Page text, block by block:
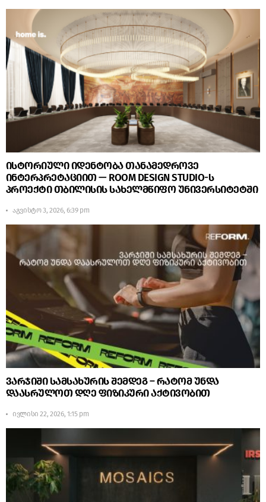
ისტორიული იდენტობა თანამედროვე
ინტერპრეტაციით — ROOM DESIGN STUDIO-ს
პროექტი თბილისის სახელმწიფო უნივერსიტეტში
აგვისტო 3, 2026, 6:39 pm
ვარჯიში სამსახურის შემდეგ – რატომ უნდა
დაასრულოთ დღე ფიზიკური აქტივობით
ივლისი 22, 2026, 1:15 pm